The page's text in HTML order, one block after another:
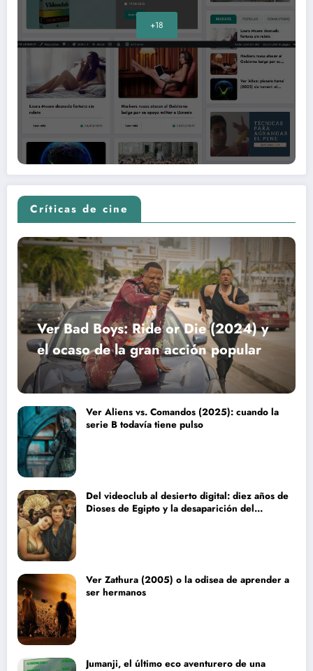
+18
Críticas de cine
Ver Bad Boys: Ride or Die (2024) y
el ocaso de la gran acción popular
Ver Aliens vs. Comandos (2025): cuando la
serie B todavía tiene pulso
Del videoclub al desierto digital: diez años de
Dioses de Egipto y la desaparición del
Ver Zathura (2005) o la odisea de aprender a
ser hermanos
Jumanji, el último eco aventurero de una